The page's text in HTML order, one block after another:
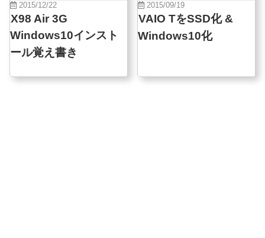
2015/12/22
X98 Air 3G
Windows10インスト
ール覚え書き
2015/09/19
VAIO TをSSD化 &
Windows10化